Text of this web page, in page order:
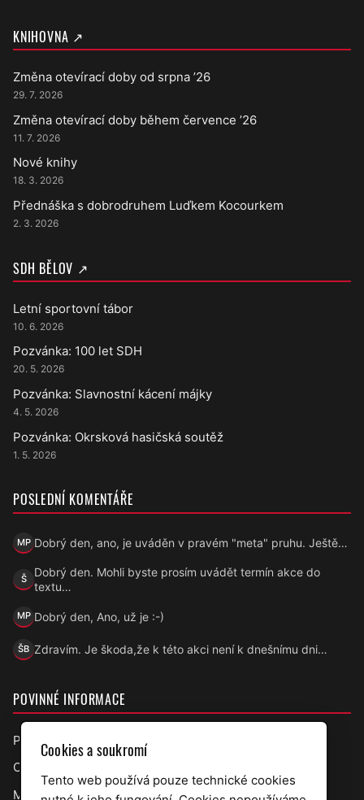
KNIHOVNA ↗
Změna otevírací doby od srpna ’26
29. 7. 2026
Změna otevírací doby během července ’26
11. 7. 2026
Nové knihy
18. 3. 2026
Přednáška s dobrodruhem Luďkem Kocourkem
2. 3. 2026
SDH BĚLOV ↗
Letní sportovní tábor
10. 6. 2026
Pozvánka: 100 let SDH
20. 5. 2026
Pozvánka: Slavnostní kácení májky
4. 5. 2026
Pozvánka: Okrsková hasičská soutěž
1. 5. 2026
POSLEDNÍ KOMENTÁŘE
MP
Marek Přecechtěl
Dobrý den, ano, je uváděn v pravém "meta" pruhu. Ještě…
ŠŠárka
Dobrý den. Mohli byste prosím uvádět termín akce do
textu…
MPMarek Přecechtěl
Dobrý den, Ano, už je :-)
ŠBŠárka B.
Zdravím. Je škoda,že k této akci není k dnešnímu dni…
POVINNÉ INFORMACE
Prohlášení o přístupnosti
Ochrana osobních údajů
Mapa webu
Cookies a soukromí
Tento web používá pouze technické cookies